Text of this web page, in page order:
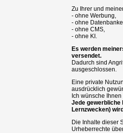
Zu Ihrer und
- ohne Werbung,
- ohne
- ohne CMS,
- ohne KI.
Es werden
versendet.
Dadurch sind
ausgeschlossen.
Eine private
ausdrücklich
Ich wünsche
Jede gewerbliche
Lernzwecken)
Die Inhalte dieser
Urheberrechte